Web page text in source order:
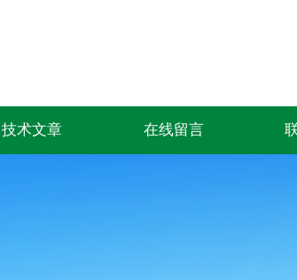
技术文章 在线留言